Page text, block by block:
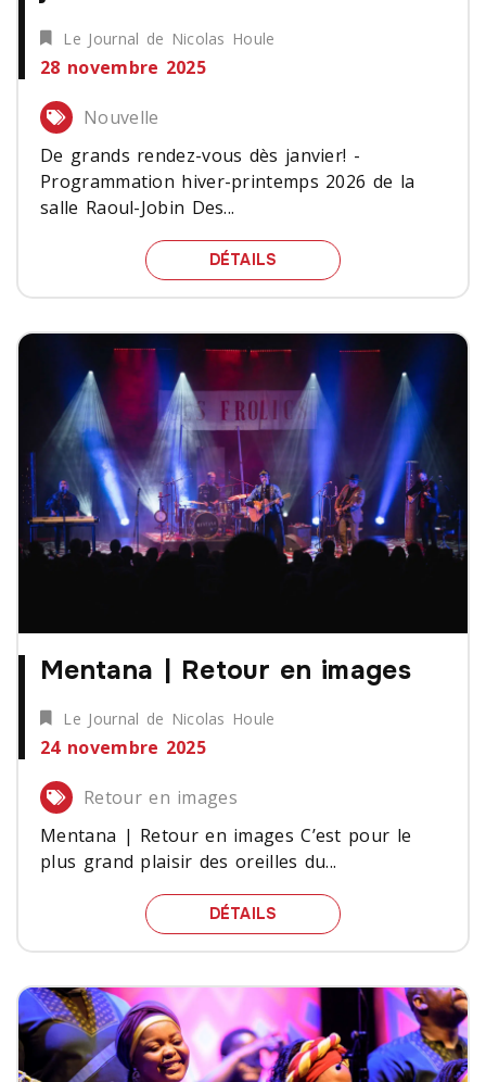
Le Journal de Nicolas Houle
28 novembre 2025
Nouvelle
De grands rendez-vous dès janvier! -
Programmation hiver-printemps 2026 de la
salle Raoul-Jobin Des...
DÉTAILS DE GRANDS RENDEZ-
Mentana | Retour en images
Le Journal de Nicolas Houle
24 novembre 2025
Retour en images
Mentana | Retour en images C’est pour le
plus grand plaisir des oreilles du...
DÉTAILS MENTANA | RETOUR EN